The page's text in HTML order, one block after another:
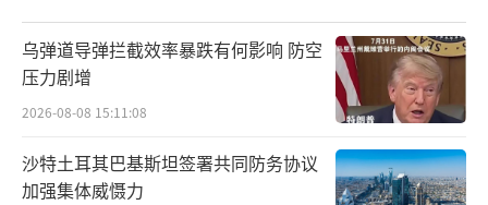
乌弹道导弹拦截效率暴跌有何影响 防空
压力剧增
2026-08-08 15:11:08
沙特土耳其巴基斯坦签署共同防务协议
加强集体威慑力